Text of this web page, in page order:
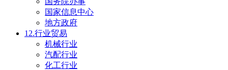
国家信息中心
地方政府
12.行业贸易
机械行业
汽配行业
化工行业